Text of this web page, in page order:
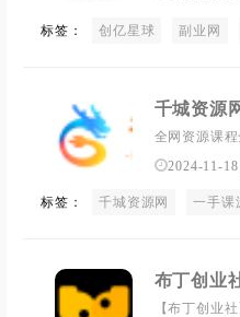
标签： 创亿星球 副业网
千城资源
全网资源课
课程。千城
2024-11-18
标签： 千城资源网 一手课
布丁创业
【布丁创业